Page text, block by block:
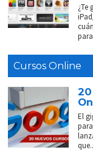
¿Te
Cursos Online
El